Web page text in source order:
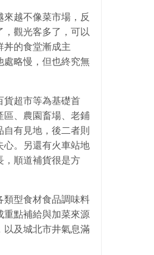
越不像菜市場，反
觀光客多了，可以
丼的食堂漸成主
略慢，但也終究無
貨超市等為基礎首
區、農園畜場、老鋪
有見地，後二者則
心。另還有火車站地
，順道補貨很是方
類型食材食品調味料
重點補給與加菜來源
及城北市井氣息滿